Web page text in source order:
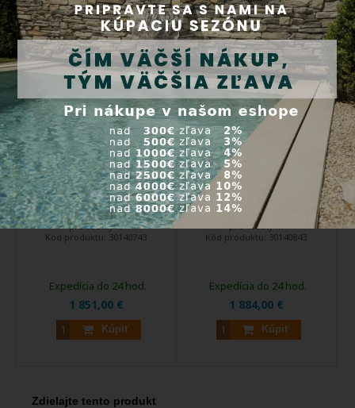
Kúpiť Kúpiť
Protiprúd K-JET Sena 74 m³/h,
400 V
DOPRAVA
ZDARMA
EXTRA
ZĽAVA
Bazénový protiprúd je vhodný
pre všetky ...
Kód produktu: 30140743
1 851,00 €
Kúpiť
Expedícia do 24 hod.
Protiprúd K-JET Sena 84 m³/h,
400 V
DOPRAVA
ZDARMA
EXTRA
ZĽAVA
Bazénový protiprúd je vhodný
pre všetky ...
Kód produktu: 30140843
1 884,00 €
Kúpiť
Expedícia do 24 hod.
Zdielajte tento produkt